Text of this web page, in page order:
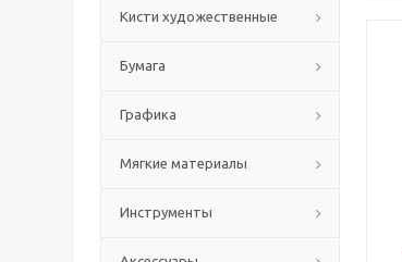
Кисти художественные
Бумага
Графика
Мягкие материалы
Инструменты